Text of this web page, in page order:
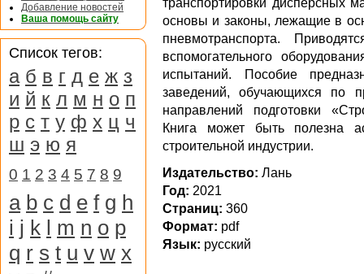
основы и законы, лежащие в
пневмотранспорта.
вспомогательного
испытаний. Пособие
заведений, обучающихся по
направлений подготовки
Книга может быть полезна
строительной индустрии.
Издательство: Лань
Год: 2021
Cтраниц: 360
Формат: pdf
Язык: русский
Добавление новостей
Ваша помощь сайту
Список тегов:
а б в г д е ж з
и й к л м н о п
р с т у ф х ц ч
ш э ю я
0 1 2 3 4 5 7 8 9
a b c d e f g h
i j k l m n o p
q r s t u v w x